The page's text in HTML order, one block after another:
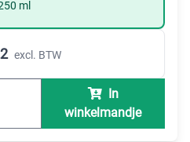
ml
excl. BTW
In
winkelmandje